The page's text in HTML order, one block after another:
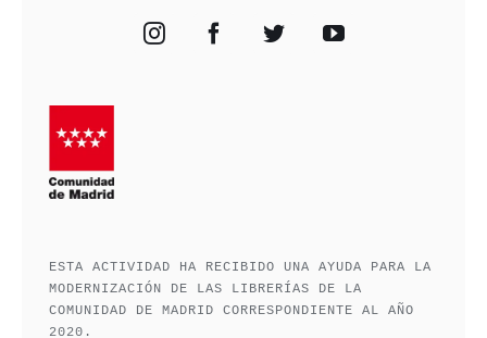
ESTA ACTIVIDAD HA RECIBIDO UNA AYUDA PARA LA
MODERNIZACIÓN DE LAS LIBRERÍAS DE LA
COMUNIDAD DE MADRID CORRESPONDIENTE AL AÑO
2020.